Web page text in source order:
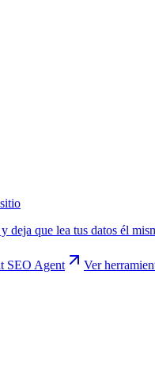
deja que lea tus datos él
SEO Agent Ver